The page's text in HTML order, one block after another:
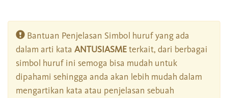
Bantuan Penjelasan Simbol huruf yang ada
dalam arti kata ANTUSIASMEterkait, dari berbagai
simbol huruf ini semoga bisa mudah untuk
dipahami sehingga anda akan lebih mudah dalam
mengartikan kata atau penjelasan sebuah